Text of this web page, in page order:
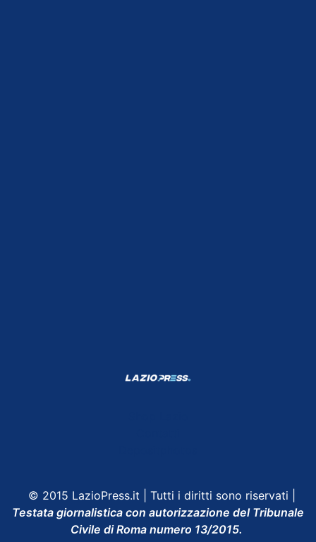
© 2015 LazioPress.it | Tutti i diritti sono riservati |
Testata giornalistica con autorizzazione del Tribunale
Civile di Roma numero 13/2015.